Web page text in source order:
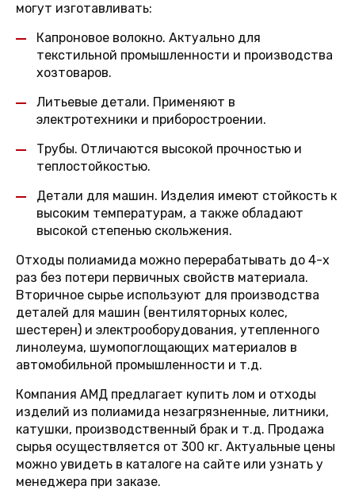
могут изготавливать:
Капроновое волокно. Актуально для
текстильной промышленности и производства
хозтоваров.
Литьевые детали. Применяют в
электротехники и приборостроении.
Трубы. Отличаются высокой прочностью и
теплостойкостью.
Детали для машин. Изделия имеют стойкость к
высоким температурам, а также обладают
высокой степенью скольжения.
Отходы полиамида можно перерабатывать до 4-х
раз без потери первичных свойств материала.
Вторичное сырье используют для производства
деталей для машин (вентиляторных колес,
шестерен) и электрооборудования, утепленного
линолеума, шумопоглощающих материалов в
автомобильной промышленности и т.д.
Компания АМД предлагает купить лом и отходы
изделий из полиамида незагрязненные, литники,
катушки, производственный брак и т.д. Продажа
сырья осуществляется от 300 кг. Актуальные цены
можно увидеть в каталоге на сайте или узнать у
менеджера при заказе.